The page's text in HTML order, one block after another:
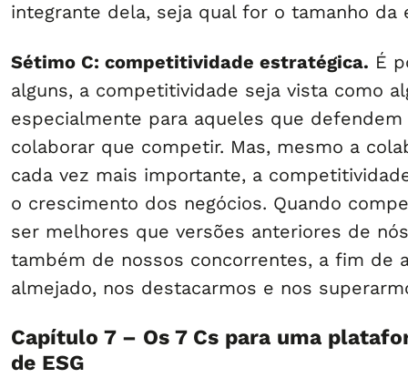
integrante dela, seja qual for o tamanho da
Sétimo C: competitividade estratégica. É
alguns, a competitividade seja vista como
especialmente para aqueles que
colaborar que competir. Mas, mesmo a
cada vez mais importante, a
o crescimento dos negócios. Quando
ser melhores que versões anteriores de
também de nossos concorrentes, a fim de
almejado, nos destacarmos e nos
Capítulo 7 – Os 7 Cs para uma
de ESG